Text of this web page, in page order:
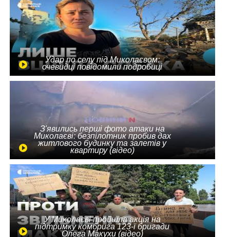
Удар по селу під Миколаєвом:
очевидці повідомили подробиці
З'явились перші фото атаки на
Миколаєві: безпілотник пробив дах
житлового будинку та залетів у
квартиру (відео)
У Миколаєві пройшла акція на
підтримку комбрига 123-ї бригади
Олега Макухи (відео)